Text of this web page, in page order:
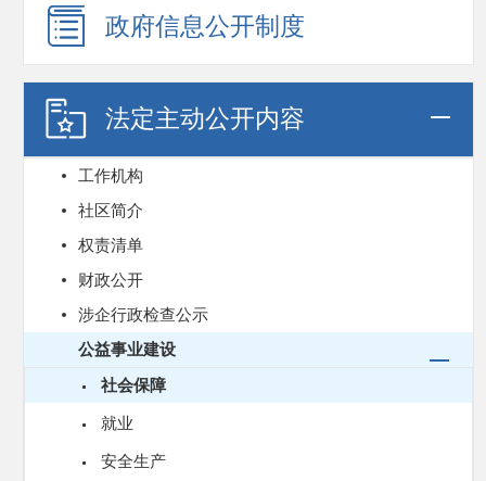
政府信息公开制度
法定主动公开内容
工作机构
社区简介
权责清单
财政公开
涉企行政检查公示
公益事业建设
社会保障
就业
安全生产